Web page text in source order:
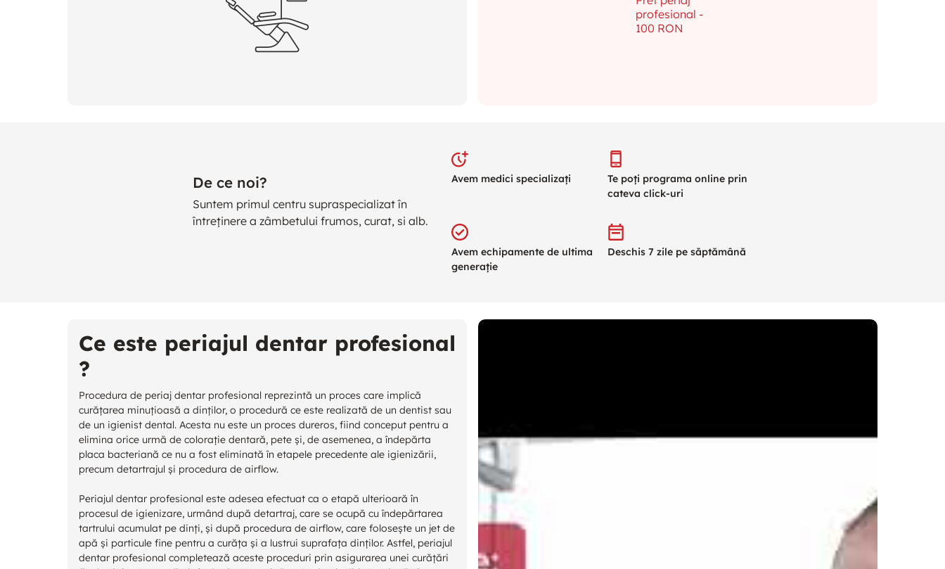
profesional -
100 RON
De ce noi?
Suntem primul centru supraspecializat în
întreținere a zâmbetului frumos, curat, si alb.
Avem medici specializați
Te poți programa online prin
cateva click-uri
Avem echipamente de ultima
generație
Deschis 7 zile pe săptămână
Ce este periajul dentar profesional
?
Procedura de periaj dentar profesional reprezintă un proces care implică
curățarea minuțioasă a dinților, o procedură ce este realizată de un dentist sau
de un igienist dental. Acesta nu este un proces dureros, fiind conceput pentru a
elimina orice urmă de colorație dentară, pete și, de asemenea, a îndepărta
placa bacteriană ce nu a fost eliminată în etapele precedente ale igienizării,
precum detartrajul și procedura de airflow.
Periajul dentar profesional este adesea efectuat ca o etapă ulterioară în
procesul de igienizare, urmând după detartraj, care se ocupă cu îndepărtarea
tartrului acumulat pe dinți, și după procedura de airflow, care folosește un jet de
apă și particule fine pentru a curăța și a lustrui suprafața dinților. Astfel, periajul
dentar profesional completează aceste proceduri prin asigurarea unei curățări